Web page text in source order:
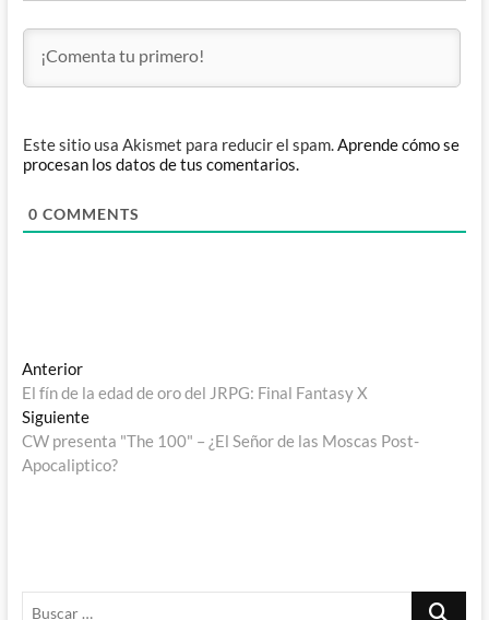
Este sitio usa Akismet para reducir el spam.Aprende cómo se
procesan los datos de tus comentarios.
0 COMMENTS
Navegación
de
entradas
AnteriorEntrada
anterior:
El fín de la edad de oro del JRPG: Final Fantasy X
SiguienteEntrada
siguiente:
CW presenta "The 100" – ¿El Señor de las Moscas Post-
Apocaliptico?
Buscar